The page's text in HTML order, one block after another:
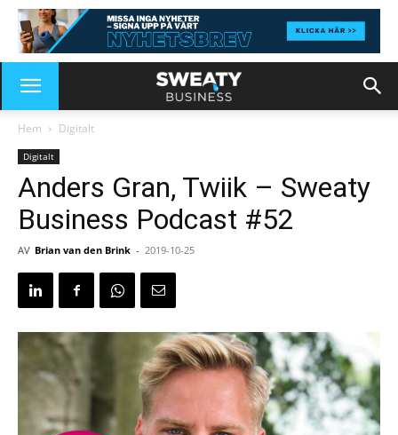
Hem Digitalt
Digitalt
Anders Gran, Twiik – Sweaty
Business Podcast #52
AV Brian van den Brink - 2019-10-25